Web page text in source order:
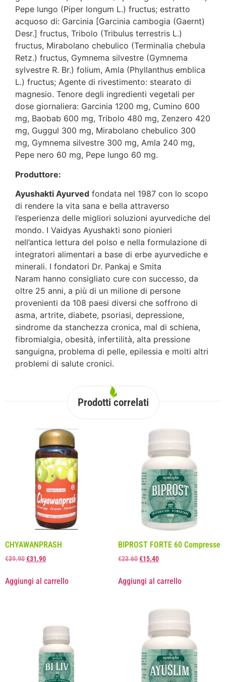
Pepe lungo (Piper longum L.) fructus; estratto
acquoso di: Garcinia [Garcinia cambogia (Gaernt)
Desr.] fructus, Tribolo (Tribulus terrestris L.)
fructus, Mirabolano chebulico (Terminalia chebula
Retz.) fructus, Gymnema silvestre (Gymnema
sylvestre R. Br.) folium, Amla (Phyllanthus emblica
L.) fructus; Agente di rivestimento: stearato di
magnesio. Tenore degli ingredienti vegetali per
dose giornaliera: Garcinia 1200 mg, Cumino 600
mg, Baobab 600 mg, Tribolo 480 mg, Zenzero 420
mg, Guggul 300 mg, Mirabolano chebulico 300
mg, Gymnema silvestre 300 mg, Amla 240 mg,
Pepe nero 60 mg, Pepe lungo 60 mg.
Produttore:
Ayushakti Ayurved fondata nel 1987 con lo scopo
di rendere la vita sana e bella attraverso
l’esperienza delle migliori soluzioni ayurvediche del
mondo. I Vaidyas Ayushakti sono pionieri
nell’antica lettura del polso e nella formulazione di
integratori alimentari a base di erbe ayurvediche e
minerali. I fondatori Dr. Pankaj e Smita
Naram hanno consigliato cure con successo, da
oltre 25 anni, a più di un milione di persone
provenienti da 108 paesi diversi che soffrono di
asma, artrite, diabete, psoriasi, depressione,
sindrome da stanchezza cronica, mal di schiena,
fibromialgia, obesità, infertilità, alta pressione
sanguigna, problema di pelle, epilessia e molti altri
problemi di salute cronici.
Prodotti correlati
CHYAWANPRASH
€39.90€31.90
Aggiungi al carrello
BIPROST FORTE 60 Compresse
€23.60€15.40
Aggiungi al carrello